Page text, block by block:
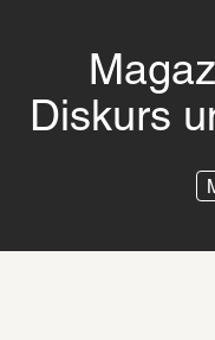
Diskurs